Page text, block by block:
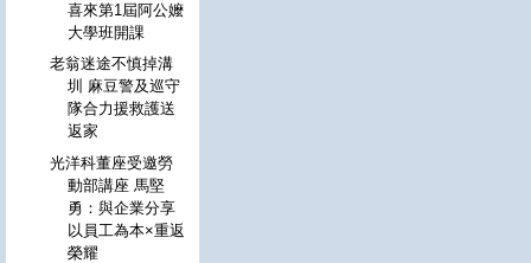
喜來第1屆阿公嬤
大學班開課
老翁迷途不慎掉溝
圳 麻豆警及巡守
隊合力援救護送
返家
光洋科董座受邀勞
動部講座 馬堅
勇：與企業分享
以員工為本×重返
榮耀